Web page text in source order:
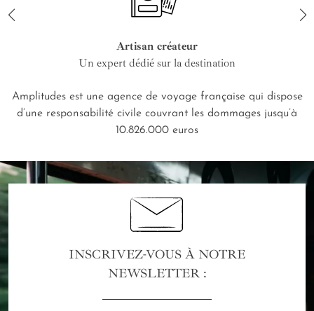
Artisan créateur
Un expert dédié sur la destination
Amplitudes est une agence de voyage française qui dispose
d’une responsabilité civile couvrant les dommages jusqu’à
10.826.000 euros
INSCRIVEZ-VOUS À NOTRE
NEWSLETTER :